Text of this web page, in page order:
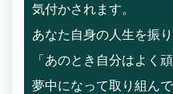
気付かされます。
あなた自身の人生を振
「あのとき自分はよく
夢中になって取り組ん